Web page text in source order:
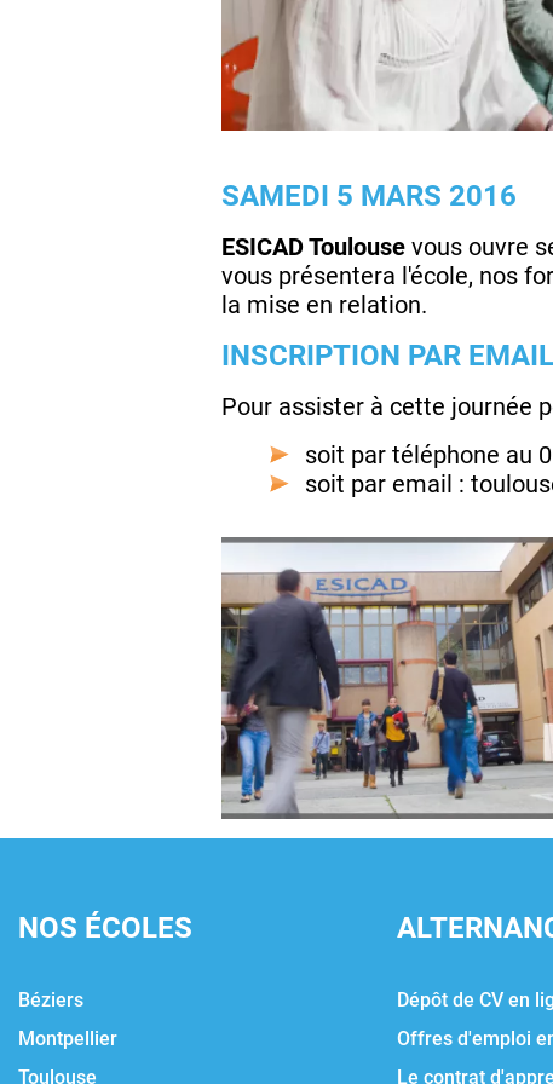
SAMEDI 5 MARS 2016
ESICADToulouse vous ouvre
vous présentera l'école, nos
la mise en relation.
INSCRIPTION PAR
Pour assister à cette journée
soit par téléphone au
soit par email :
NOS ÉCOLES
Béziers
Montpellier
Toulouse
Dépôt de CV en
Offres d'emploi
Le contrat